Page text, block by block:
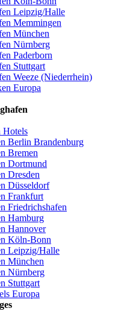
Leipzig/Halle
Memmingen
München
Nürnberg
Paderborn
Stuttgart
Weeze (Niederrhein)
Europa
Hotels
Berlin Brandenburg
Bremen
Dortmund
Dresden
Düsseldorf
Frankfurt
Friedrichshafen
Hamburg
Hannover
Köln-Bonn
Leipzig/Halle
München
Nürnberg
Stuttgart
Europa